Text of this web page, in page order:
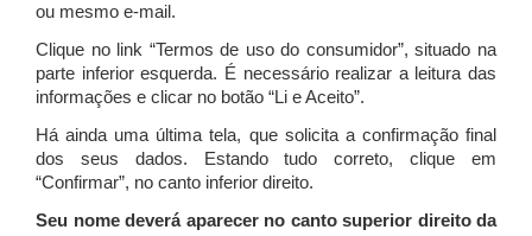
ou mesmo e-mail.
Clique no link “Termos de uso do consumidor”, situado na
parte inferior esquerda. É necessário realizar a leitura das
informações e clicar no botão “Li e Aceito”.
Há ainda uma última tela, que solicita a confirmação final
dos seus dados. Estando tudo correto, clique em
“Confirmar”, no canto inferior direito.
Seu nome deverá aparecer no canto superior direito da